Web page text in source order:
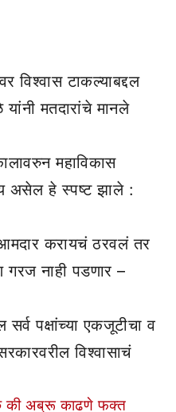
विश्वास टाकल्याबद्दल
मतदारांचे मानले
महाविकास
असेल हे स्पष्ट झाले :
आमदार करायचं ठरवलं तर
गरज नाही पडणार –
सर्व पक्षांच्या एकजूटीचा व
विश्वासाचं
की अब्रू काढणे फक्त